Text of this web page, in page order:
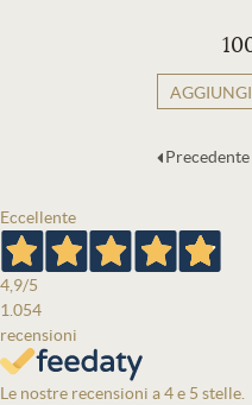
Precedente
Eccellente
4,9/5
1.054
recensioni
Le nostre recensioni a 4 e 5 stelle.